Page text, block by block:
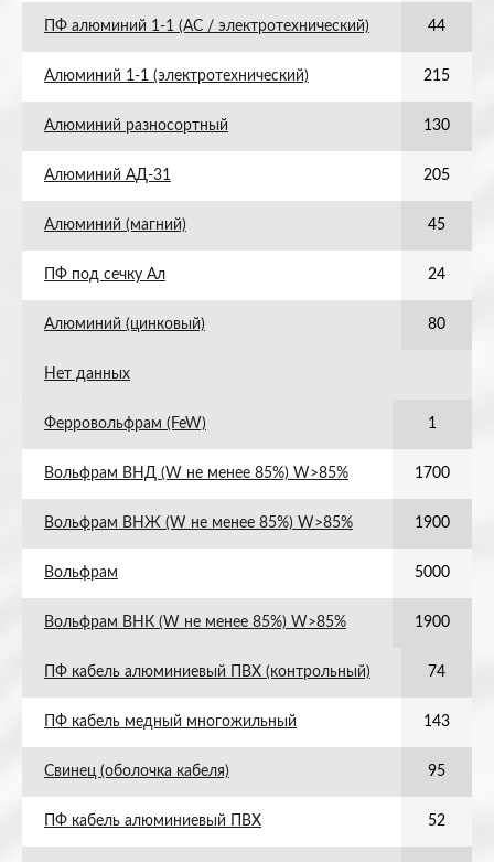
ПФ алюминий 1-1 (АС / электротехнический) 44
Алюминий 1-1 (электротехнический) 215
Алюминий разносортный 130
Алюминий АД-31 205
Алюминий (магний) 45
ПФ под сечку Ал 24
Алюминий (цинковый) 80
Нет данных
Ферровольфрам (FeW) 1
Вольфрам ВНД (W не менее 85%) W>85% 1700
Вольфрам ВНЖ (W не менее 85%) W>85% 1900
Вольфрам 5000
Вольфрам ВНК (W не менее 85%) W>85% 1900
ПФ кабель алюминиевый ПВХ (контрольный) 74
ПФ кабель медный многожильный 143
Свинец (оболочка кабеля) 95
ПФ кабель алюминиевый ПВХ 52